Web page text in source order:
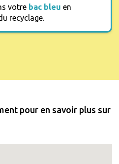
votre bac bleu en
recyclage.
pour en savoir plus sur